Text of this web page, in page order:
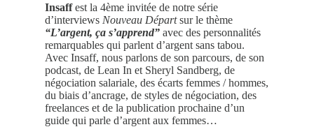
Insaffest la 4ème invitée de notre série
d’interviews Nouveau Départsur le thème
“L’argent, ça s’apprend” avec des personnalités
remarquables qui parlent d’argent sans tabou.
Avec Insaff, nous parlons de son parcours, de son
podcast, de Lean In et Sheryl Sandberg, de
négociation salariale, des écarts femmes / hommes,
du biais d’ancrage, de styles de négociation, des
freelances et de la publication prochaine d’un
guide qui parle d’argent aux femmes…